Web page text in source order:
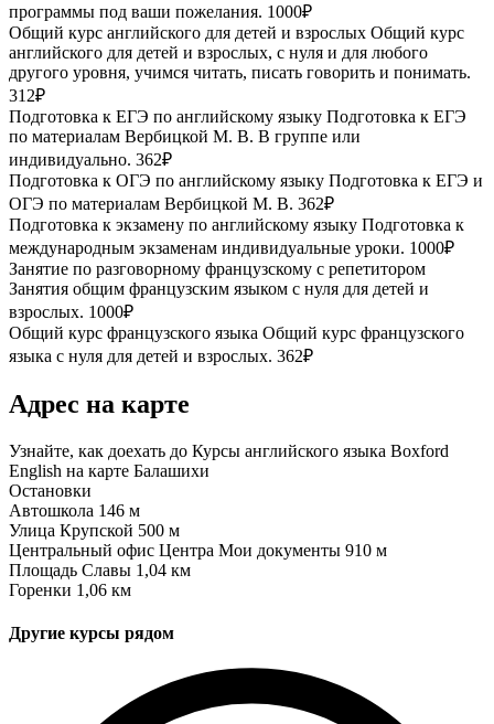
программы под ваши пожелания. 1000₽
Общий курс английского для детей и взрослых Общий курс
английского для детей и взрослых, с нуля и для любого
другого уровня, учимся читать, писать говорить и понимать.
312₽
Подготовка к ЕГЭ по английскому языку Подготовка к ЕГЭ
по материалам Вербицкой М. В. В группе или
индивидуально. 362₽
Подготовка к ОГЭ по английскому языку Подготовка к ЕГЭ и
ОГЭ по материалам Вербицкой М. В. 362₽
Подготовка к экзамену по английскому языку Подготовка к
международным экзаменам индивидуальные уроки. 1000₽
Занятие по разговорному французскому с репетитором
Занятия общим французским языком с нуля для детей и
взрослых. 1000₽
Общий курс французского языка Общий курс французского
языка с нуля для детей и взрослых. 362₽
Адрес на карте
Узнайте, как доехать до Курсы английского языка Boxford
English на карте Балашихи
Остановки
Автошкола 146 м
Улица Крупской 500 м
Центральный офис Центра Мои документы 910 м
Площадь Славы 1,04 км
Горенки 1,06 км
Другие курсы рядом